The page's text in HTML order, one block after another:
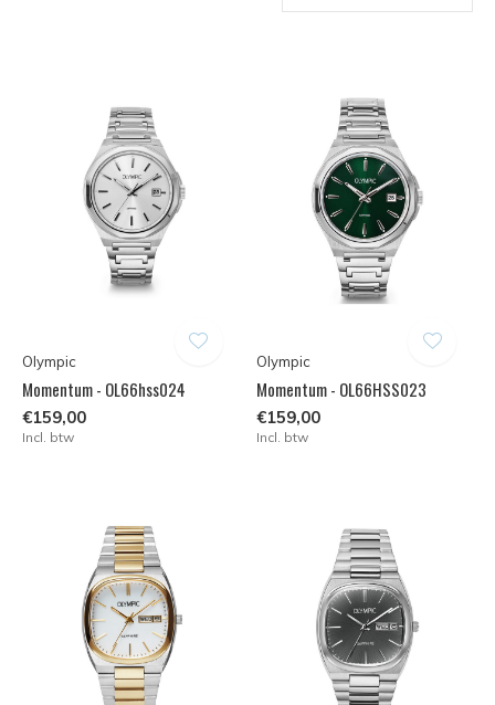
Olympic
Momentum - OL66hss024
€159,00
Incl. btw
Olympic
Momentum - OL66HSS023
€159,00
Incl. btw